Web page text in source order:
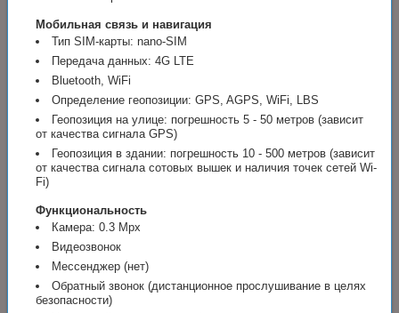
Мобильная связь и навигация
Тип SIM-карты: nano-SIM
Передача данных: 4G LTE
Bluetooth, WiFi
Определение геопозиции: GPS, AGPS, WiFi, LBS
Геопозиция на улице: погрешность 5 - 50 метров (зависит
от качества сигнала GPS)
Геопозиция в здании: погрешность 10 - 500 метров (зависит
от качества сигнала сотовых вышек и наличия точек сетей Wi-
Fi)
Функциональность
Камера: 0.3 Mpx
Видеозвонок
Мессенджер (нет)
Обратный звонок (дистанционное прослушивание в целях
безопасности)